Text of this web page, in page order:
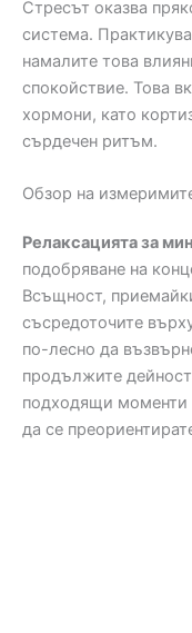
Стресът оказва
система.
намалите това
спокойствие. Това
хормони, като
сърдечен ритъм.
Обзор на
Релаксацията за
подобряване на
Всъщност,
съсредоточите
по-лесно да
продължите
подходящи моменти
да се